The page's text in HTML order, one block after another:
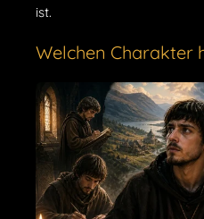
ist.
Welchen Charakter